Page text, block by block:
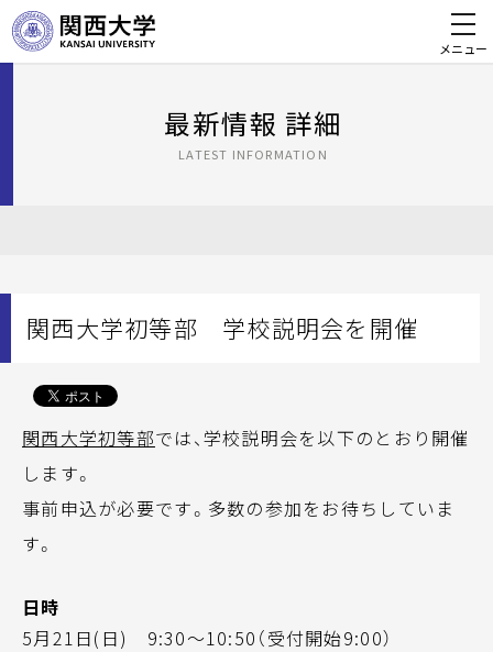
メニュー
最新情報 詳細
LATEST INFORMATION
関西大学初等部 学校説明会を開催
関西大学初等部では、学校説明会を以下のとおり開催
します。
事前申込が必要です。多数の参加をお待ちしていま
す。
日時
5月21日(日) 9:30～10:50（受付開始9:00）